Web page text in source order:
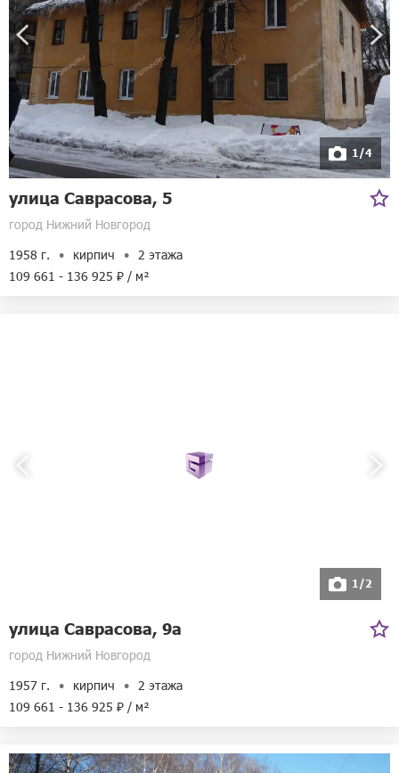
1/4
улица Саврасова, 5
город Нижний Новгород
1958 г.
кирпич
2 этажа
109 661 - 136 925 ₽ / м²
1/2
улица Саврасова, 9а
город Нижний Новгород
1957 г.
кирпич
2 этажа
109 661 - 136 925 ₽ / м²